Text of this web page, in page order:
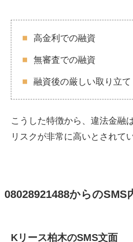
高金利での融資
無審査での融資
融資後の厳しい取り立て
こうした特徴から、違法金融
リスクが非常に高いとされて
08028921488からのSMS
Kリース柏木のSMS文面